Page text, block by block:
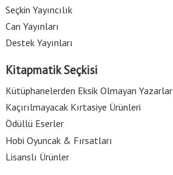
Seçkin Yayıncılık
Can Yayınları
Destek Yayınları
Kitapmatik Seçkisi
Kütüphanelerden Eksik Olmayan Yazarlar
Kaçırılmayacak Kırtasiye Ürünleri
Ödüllü Eserler
Hobi Oyuncak & Fırsatları
Lisanslı Ürünler